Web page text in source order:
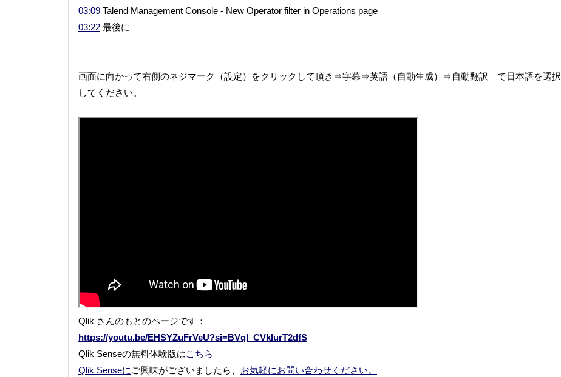
03:09 Talend Management Console - New Operator filter in Operations page
03:22 最後に
画面に向かって右側のネジマーク（設定）をクリックして頂き⇒字幕⇒英語（自動生成）⇒自動翻訳 で日本語を選択
してください。
Qlik さんのもとのページです：
https://youtu.be/EHSYZuFrVeU?si=BVqI_CVkIurT2dfS
Qlik Senseの無料体験版はこちら
Qlik Senseに ご興味がございましたら、 お気軽にお問い合わせください。